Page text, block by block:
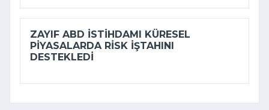
ZAYIF ABD ISTIHDAMI KÜRESEL
PIYASALARDA RISK IŞTAHINI
DESTEKLEDI